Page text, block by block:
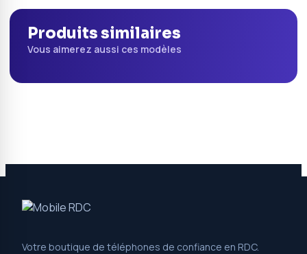
Produits similaires
Vous aimerez aussi ces modèles
Votre boutique de téléphones de confiance en RDC.